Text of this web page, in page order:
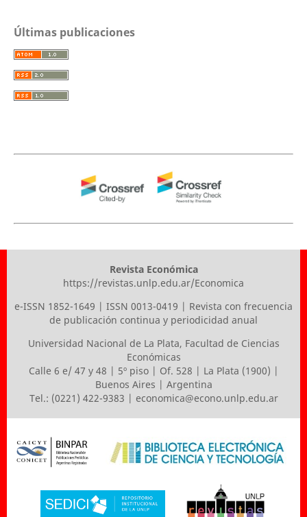
Últimas publicaciones
Revista Económica
https://revistas.unlp.edu.ar/Economica
e-ISSN 1852-1649 | ISSN 0013-0419 | Revista con frecuencia
de publicación continua y periodicidad anual
Universidad Nacional de La Plata, Facultad de Ciencias
Económicas
Calle 6 e/ 47 y 48 | 5º piso | Of. 528 | La Plata (1900) |
Buenos Aires | Argentina
Tel.: (0221) 422-9383 | economica@econo.unlp.edu.ar